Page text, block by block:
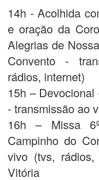
14h - Acolhida
e oração da
Alegrias de
Convento -
rádios, internet)
15h –
- transmissão ao
16h – Missa
Campinho do
vivo (tvs, rádios,
Vitória